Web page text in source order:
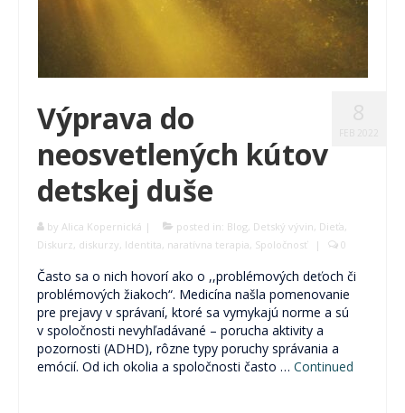
Výprava do
neosvetlených kútov
detskej duše
by Alica Kopernická | posted in: Blog, Detský vývin, Dieťa,
Diskurz, diskurzy, Identita, naratívna terapia, Spoločnosť | 0
Často sa o nich hovorí ako o ,,problémových deťoch či
problémových žiakoch“. Medicína našla pomenovanie
pre prejavy v správaní, ktoré sa vymykajú norme a sú
v spoločnosti nevyhľadávané – porucha aktivity a
pozornosti (ADHD), rôzne typy poruchy správania a
emócií. Od ich okolia a spoločnosti často … Continued